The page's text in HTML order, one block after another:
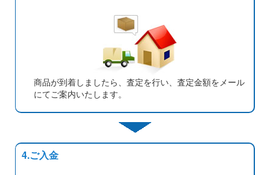
商品が到着しましたら、査定を行い、査定金額をメール
にてご案内いたします。
4.ご入金